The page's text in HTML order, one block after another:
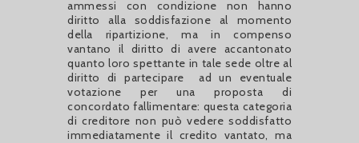
ammessi con condizione non hanno
diritto alla soddisfazione al momento
della ripartizione, ma in compenso
vantano il diritto di avere accantonato
quanto loro spettante in tale sede oltre al
diritto di partecipare
ad un eventuale
votazione per una proposta di
concordato fallimentare: questa categoria
di creditore non può vedere soddisfatto
immediatamente il credito vantato, ma